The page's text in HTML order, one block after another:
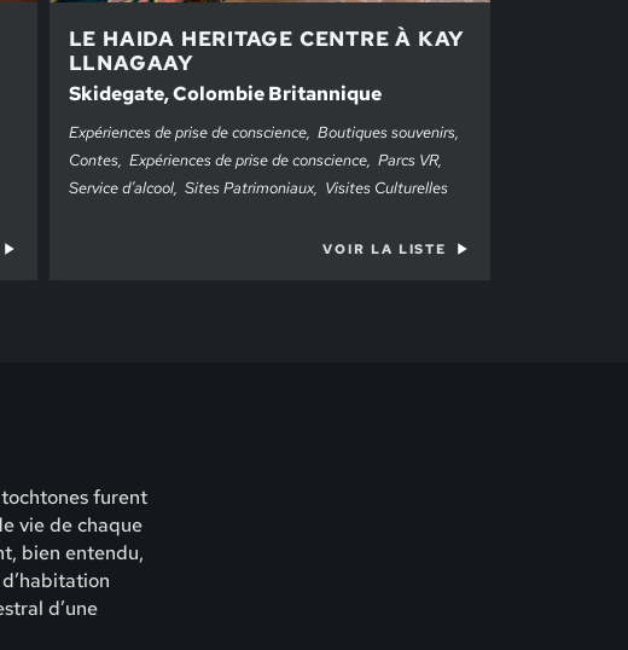
LE HAIDA HERITAGE CENTRE À KAY
LLNAGAAY
Skidegate, Colombie Britannique
Expériences de prise de conscience Boutiques souvenirs
Contes Expériences de prise de conscience Parcs VR
Service d’alcool Sites Patrimoniaux Visites Culturelles
VOIR LA LISTE
furent
vie de chaque
bien entendu,
d’une